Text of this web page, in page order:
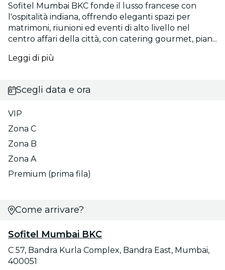
Sofitel Mumbai BKC fonde il lusso francese con
l'ospitalità indiana, offrendo eleganti spazi per
matrimoni, riunioni ed eventi di alto livello nel
centro affari della città, con catering gourmet, pian...
Leggi di più
Scegli data e ora
VIP
Zona C
Zona B
Zona A
Premium (prima fila)
Come arrivare?
Sofitel Mumbai BKC
C 57, Bandra Kurla Complex, Bandra East, Mumbai,
400051